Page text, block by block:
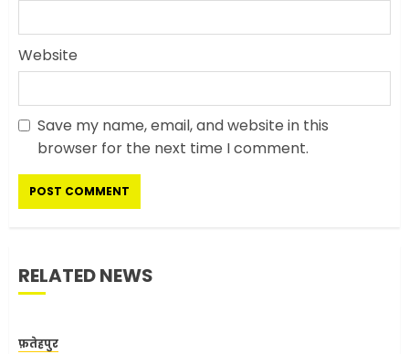
Website
Save my name, email, and website in this
browser for the next time I comment.
RELATED NEWS
फ़तेहपुर
सरकारी दफ्तरों में जनसेवा कम,
जनता का अपमान ज्यादा? जनता के